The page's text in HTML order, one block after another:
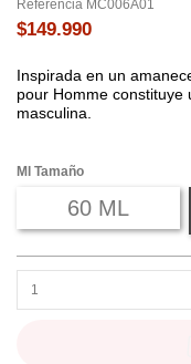
Referencia MC006A01
$149.990
Inspirada en un
pour Homme constituye
masculina.
Ml Tamaño
60 ML